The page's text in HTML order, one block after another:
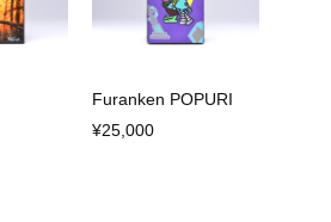
Furanken POPURI
¥25,000